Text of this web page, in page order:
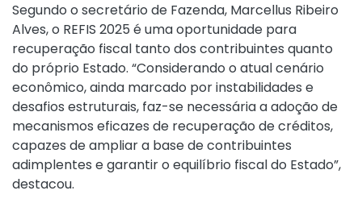
Segundo o secretário de Fazenda, Marcellus Ribeiro
Alves, o REFIS 2025 é uma oportunidade para
recuperação fiscal tanto dos contribuintes quanto
do próprio Estado. “Considerando o atual cenário
econômico, ainda marcado por instabilidades e
desafios estruturais, faz-se necessária a adoção de
mecanismos eficazes de recuperação de créditos,
capazes de ampliar a base de contribuintes
adimplentes e garantir o equilíbrio fiscal do Estado”,
destacou.